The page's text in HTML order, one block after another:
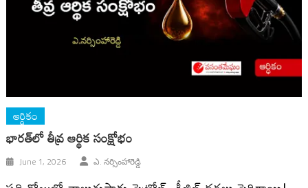
ఆర్ధికం
భారత్‌లో తీవ్ర ఆర్థిక సంక్షోభం
June 1, 2026 ఎ. నర్సింహారెడ్డి